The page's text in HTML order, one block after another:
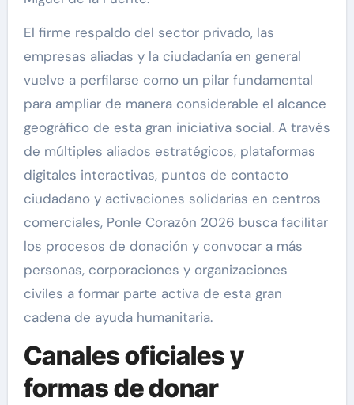
El firme respaldo del sector privado, las
empresas aliadas y la ciudadanía en general
vuelve a perfilarse como un pilar fundamental
para ampliar de manera considerable el alcance
geográfico de esta gran iniciativa social. A través
de múltiples aliados estratégicos, plataformas
digitales interactivas, puntos de contacto
ciudadano y activaciones solidarias en centros
comerciales, Ponle Corazón 2026 busca facilitar
los procesos de donación y convocar a más
personas, corporaciones y organizaciones
civiles a formar parte activa de esta gran
cadena de ayuda humanitaria.
Canales oficiales y
formas de donar